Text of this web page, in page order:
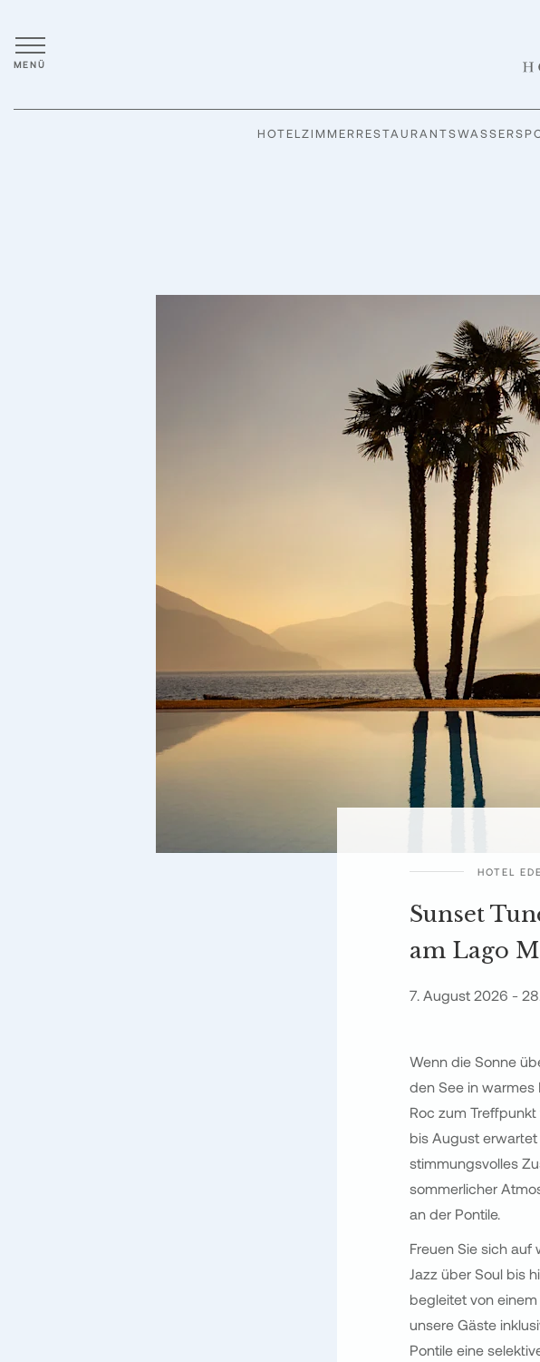
MENÜ
HOTEL ZIMMERRESTAURANTS
HOTEL
Sunset
am Lago
7. August 2026 -
Wenn die Sonne
den See in warmes
Roc zum
bis August erwartet
stimmungsvolles
sommerlicher
an der Pontile.
Freuen Sie sich
Jazz über Soul bis
begleitet von
unsere Gäste
Pontile eine